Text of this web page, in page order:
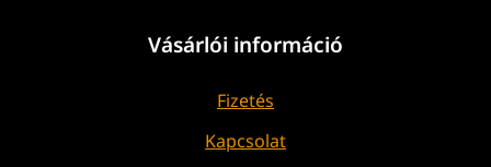
Vásárlói információ
Fizetés
Kapcsolat